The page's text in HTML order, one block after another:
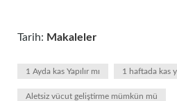
Tarih: Makaleler
1 Ayda kas Yapılır mı 1 haftada kas
Aletsiz vücut geliştirme mümkün mü